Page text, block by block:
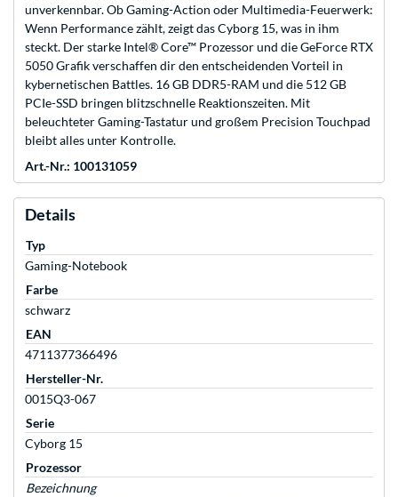
unverkennbar. Ob Gaming-Action oder Multimedia-Feuerwerk:
Wenn Performance zählt, zeigt das Cyborg 15, was in ihm
steckt. Der starke Intel® Core™ Prozessor und die GeForce RTX
5050 Grafik verschaffen dir den entscheidenden Vorteil in
kybernetischen Battles. 16 GB DDR5-RAM und die 512 GB
PCIe-SSD bringen blitzschnelle Reaktionszeiten. Mit
beleuchteter Gaming-Tastatur und großem Precision Touchpad
bleibt alles unter Kontrolle.
Art.-Nr.: 100131059
Details
Typ
Gaming-Notebook
Farbe
schwarz
EAN
4711377366496
Hersteller-Nr.
0015Q3-067
Serie
Cyborg 15
Prozessor
Bezeichnung